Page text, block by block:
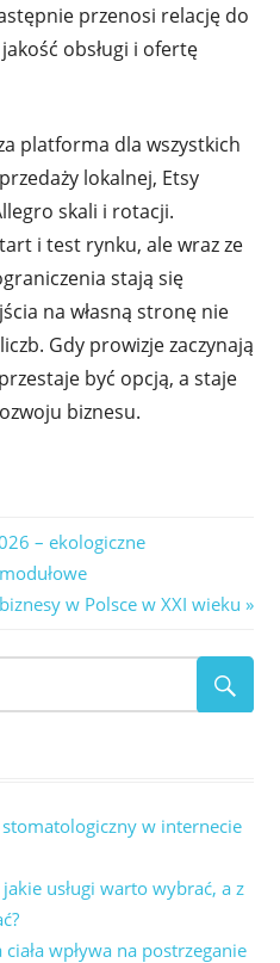
przenosi relację do
obsługi i ofertę
platforma dla wszystkich
lokalnej, Etsy
skali i rotacji.
i test rynku, ale wraz ze
stają się
na własną stronę nie
Gdy prowizje zaczynają
być opcją, a staje
biznesu.
– ekologiczne
w Polsce w XXI wieku
w internecie
usługi warto wybrać, a z
wpływa na postrzeganie